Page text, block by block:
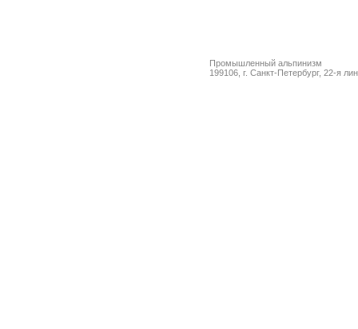
Промышленный альпинизм
199106, г. Санкт-Петербург, 22-я